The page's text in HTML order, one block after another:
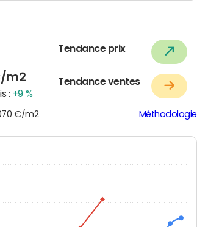
m2
: +9 %
Tendance prix
Tendance ventes
€/m2 Méthodologie